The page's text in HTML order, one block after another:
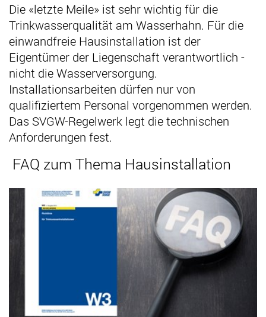
Die «letzte Meile» ist sehr wichtig für die
Trinkwasserqualität am Wasserhahn. Für die
einwandfreie Hausinstallation ist der
Eigentümer der Liegenschaft verantwortlich -
nicht die Wasserversorgung.
Installationsarbeiten dürfen nur von
qualifiziertem Personal vorgenommen werden.
Das SVGW-Regelwerk legt die technischen
Anforderungen fest.
FAQ zum Thema Hausinstallation